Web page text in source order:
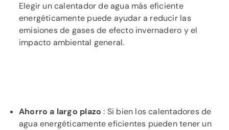
Elegir un calentador de agua más eficiente
energéticamente puede ayudar a reducir las
emisiones de gases de efecto invernadero y el
impacto ambiental general.
Ahorro a largo plazo : Si bien los calentadores de
agua energéticamente eficientes pueden tener un